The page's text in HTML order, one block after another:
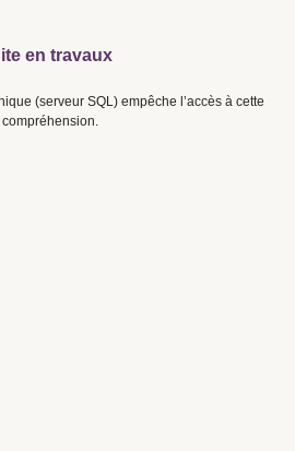
en travaux
(serveur SQL) empêche l’accès à cette